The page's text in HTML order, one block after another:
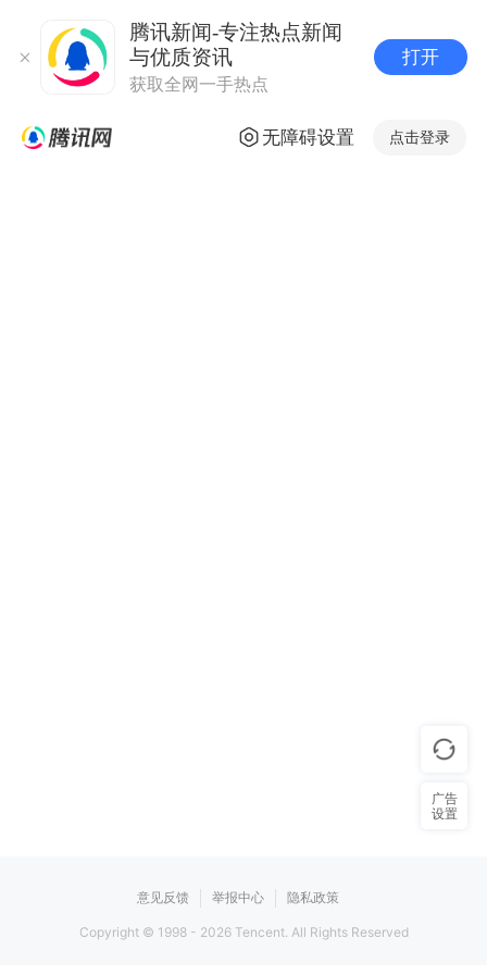
腾讯新闻-专注热点新闻
与优质资讯
获取全网一手热点
打开
无障碍设置 点击登录
意见反馈 举报中心 隐私政策
Copyright © 1998 - 2026Tencent. All Rights Reserved
广告
设置